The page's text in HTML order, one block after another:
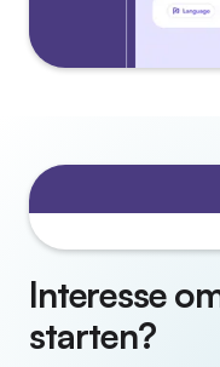
Interesse
starten?